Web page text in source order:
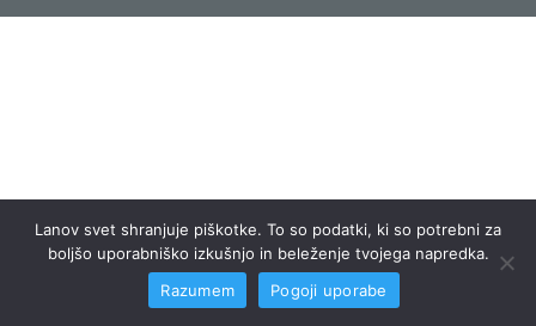
Lanov svet shranjuje piškotke. To so podatki, ki so potrebni za
boljšo uporabniško izkušnjo in beleženje tvojega napredka.
Razumem
Pogoji uporabe